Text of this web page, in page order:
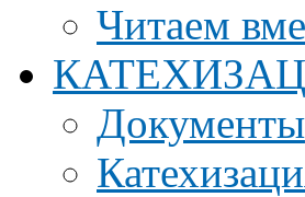
Читаем
Документы